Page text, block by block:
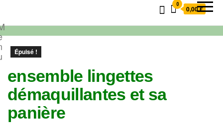
0
0,00 €
Épuisé !
ensemble lingettes
démaquillantes et sa
panière